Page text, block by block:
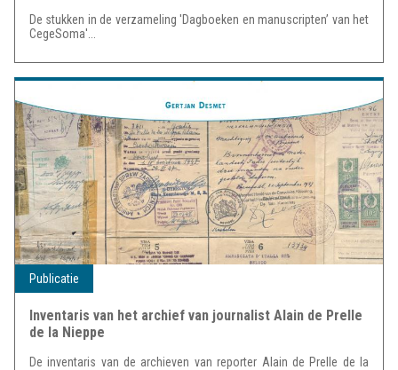
De stukken in de verzameling 'Dagboeken en manuscripten’ van het
CegeSoma'...
Publicatie
Inventaris van het archief van journalist Alain de Prelle
de la Nieppe
De inventaris van de archieven van reporter Alain de Prelle de la